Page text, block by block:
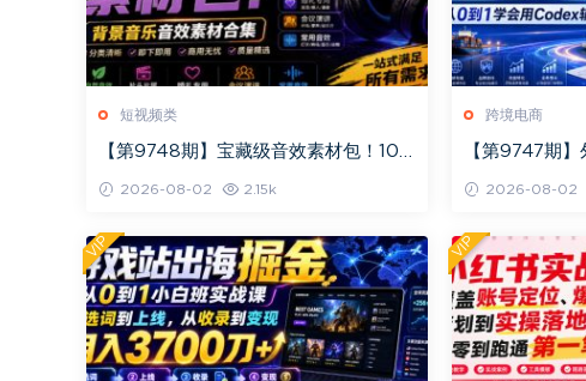
短视频类
【第9748期】宝藏级音效素材包！100
头婚礼会议
2026-08-02 2.15k
跨境电商
【第9747期
接
2026-08-02
VIP VIP